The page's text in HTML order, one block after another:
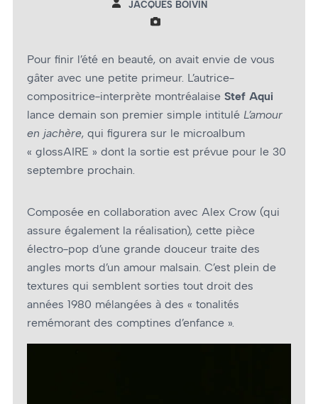
JACQUES BOIVIN
Pour finir l’été en beauté, on avait envie de vous
gâter avec une petite primeur. L’autrice-
compositrice-interprète montréalaise Stef Aqui
lance demain son premier simple intitulé L’amour
en jachère, qui figurera sur le microalbum
« glossAIRE » dont la sortie est prévue pour le 30
septembre prochain.
Composée en collaboration avec Alex Crow (qui
assure également la réalisation), cette pièce
électro-pop d’une grande douceur traite des
angles morts d’un amour malsain. C’est plein de
textures qui semblent sorties tout droit des
années 1980 mélangées à des « tonalités
remémorant des comptines d’enfance ».